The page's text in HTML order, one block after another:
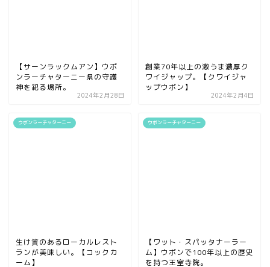
【サーンラックムアン】ウボ
ンラーチャターニー県の守護
神を祀る場所。
2024年2月28日
創業70年以上の激うま濃厚ク
ワイジャップ。【クワイジャ
ップウボン】
2024年2月4日
ウボンラーチャターニー
生け簀のあるローカルレスト
ランが美味しい。【コックカ
ーム】
ウボンラーチャターニー
【ワット・スパッタナーラー
ム】ウボンで100年以上の歴史
を持つ王室寺院。